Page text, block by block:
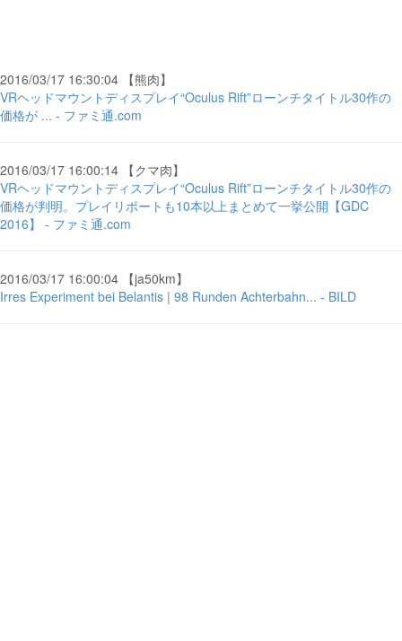
2016/03/17 16:30:04 【熊肉】
VRヘッドマウントディスプレイ“Oculus Rift”ローンチタイトル30作の
価格が ... - ファミ通.com
2016/03/17 16:00:14 【クマ肉】
VRヘッドマウントディスプレイ“Oculus Rift”ローンチタイトル30作の
価格が判明。プレイリポートも10本以上まとめて一挙公開【GDC
2016】 - ファミ通.com
2016/03/17 16:00:04 【ja50km】
Irres Experiment bei Belantis | 98 Runden Achterbahn... - BILD